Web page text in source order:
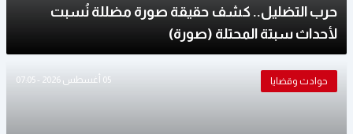
حرب التضليل.. كشف حقيقة صورة مضللة نُسبت
لأحداث سبتة المحتلة (صورة)
حوادث وقضايا 05 أغسطس 2026 - 07:05